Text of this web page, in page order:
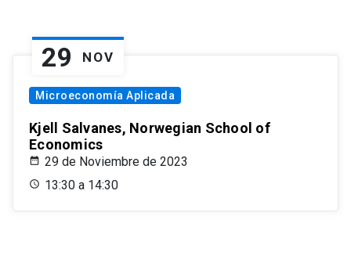
29 NOV
Microeconomía Aplicada
Kjell Salvanes, Norwegian School of
Economics
29 de Noviembre de 2023
13:30 a 14:30